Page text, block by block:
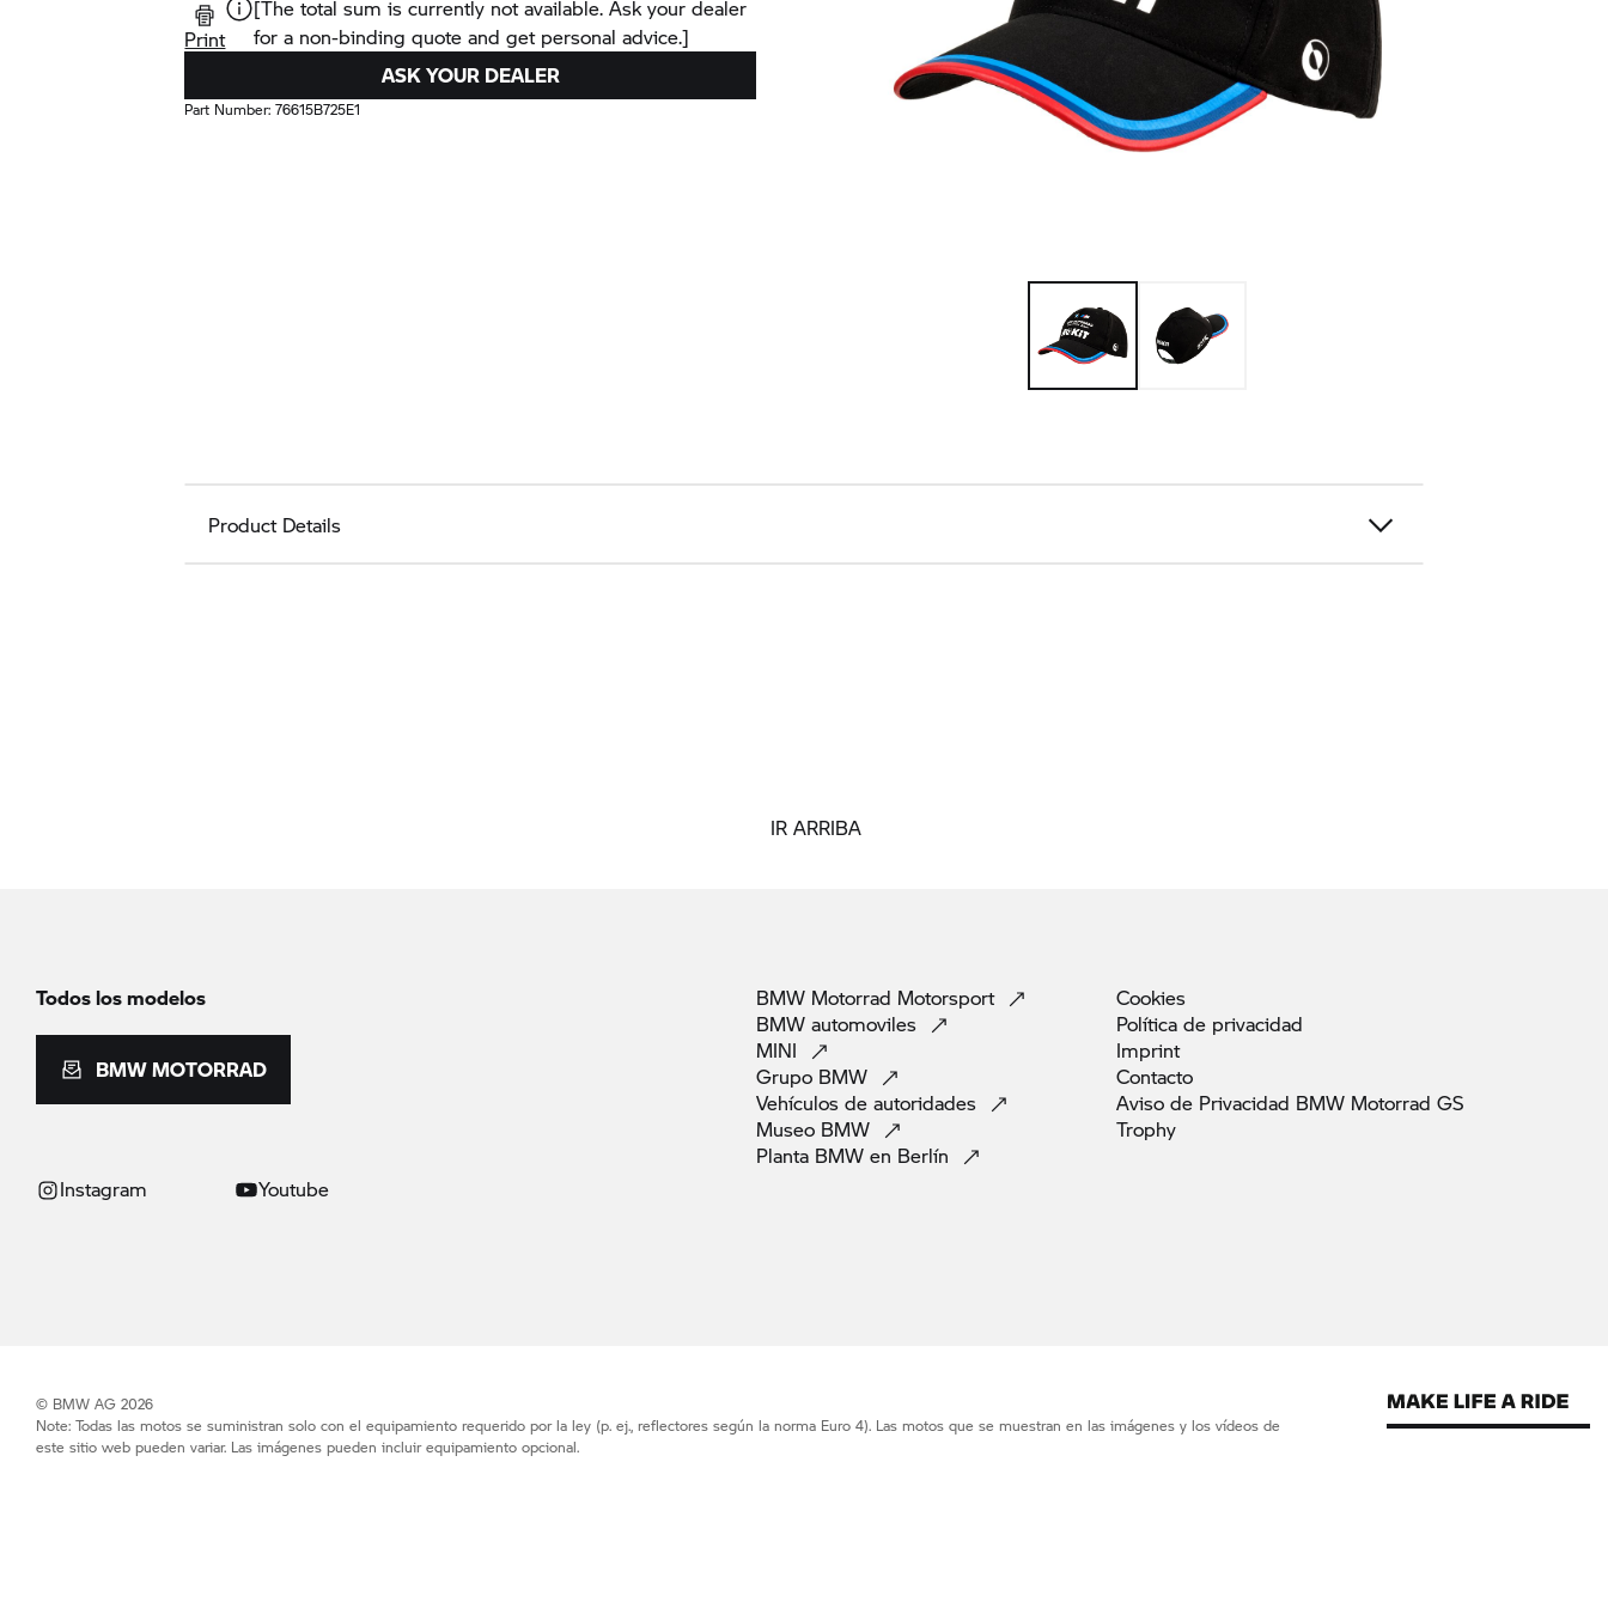
Print
[The total sum is currently not available. Ask your dealer
for a non-binding quote and get personal advice.]
ASK YOUR DEALER
Part Number:76615B725E1
Product Details
IR ARRIBA
Todos los modelos
BMW MOTORRAD
Instagram Youtube
BMW Motorrad Motorsport
BMW automoviles
MINI
Grupo BMW
Vehículos de autoridades
Museo BMW
Planta BMW en Berlín
Cookies
Política de privacidad
Imprint
Contacto
Aviso de Privacidad BMW Motorrad GS
Trophy
© BMW AG 2026
Note: Todas las motos se suministran solo con el equipamiento requerido por la ley (p. ej., reflectores según la norma Euro 4). Las motos que se muestran en las imágenes y los vídeos de
este sitio web pueden variar. Las imágenes pueden incluir equipamiento opcional.